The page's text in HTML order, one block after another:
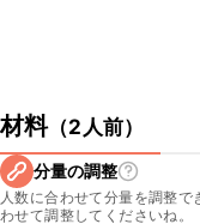
材料（2人前）
分量の調整
人数に合わせて分量を調整
わせて調整してくださいね。